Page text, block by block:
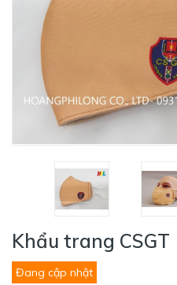
Khẩu trang CSGT
Đang cập nhật